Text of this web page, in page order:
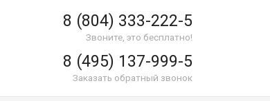
8 (804) 333-222-5
Звоните, это бесплатно!
8 (495) 137-999-5
Заказать обратный звонок